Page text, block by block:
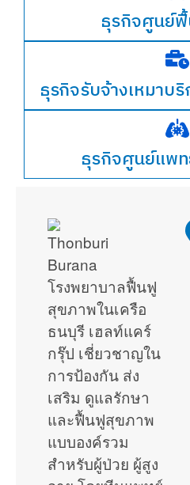
ธุรกิจศูนย์
ธุรกิจรับจ้างเหมาบ
ธุรกิจศูนย์แพท
โรงพยาบาลฟื้นฟู
สุขภาพในเครือ
ธนบุรี เฮลท์แคร์
กรุ๊ป เชี่ยวชาญใน
การป้องกัน ส่ง
เสริม ดูแลรักษา
และฟื้นฟูสุขภาพ
แบบองค์รวม
สำหรับผู้ป่วย ผู้สูง